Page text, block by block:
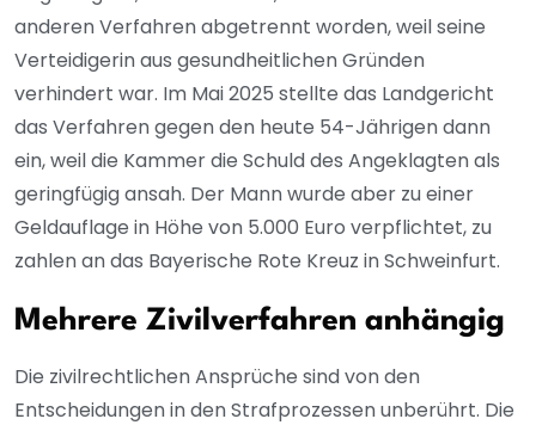
anderen Verfahren abgetrennt worden, weil seine
Verteidigerin aus gesundheitlichen Gründen
verhindert war. Im Mai 2025 stellte das Landgericht
das Verfahren gegen den heute 54-Jährigen dann
ein, weil die Kammer die Schuld des Angeklagten als
geringfügig ansah. Der Mann wurde aber zu einer
Geldauflage in Höhe von 5.000 Euro verpflichtet, zu
zahlen an das Bayerische Rote Kreuz in Schweinfurt.
Mehrere Zivilverfahren anhängig
Die zivilrechtlichen Ansprüche sind von den
Entscheidungen in den Strafprozessen unberührt. Die